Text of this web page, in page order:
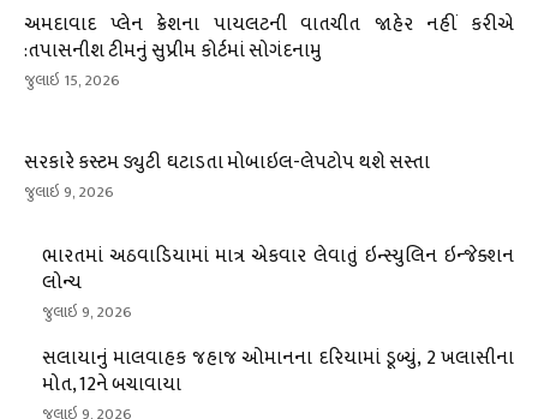
અમદાવાદ પ્લેન ક્રેશના પાયલટની વાતચીત જાહેર નહીં કરીએ
:તપાસનીશ ટીમનું સુપ્રીમ કોર્ટમાં સોગંદનામુ
જુલાઇ 15, 2026
સરકારે કસ્ટમ ડ્યુટી ઘટાડતા મોબાઇલ-લેપટોપ થશે સસ્તા
જુલાઇ 9, 2026
ભારતમાં અઠવાડિયામાં માત્ર એકવાર લેવાતું ઇન્સ્યુલિન ઇન્જેક્શન
લોન્ચ
જુલાઇ 9, 2026
સલાયાનું માલવાહક જહાજ ઓમાનના દરિયામાં ડૂબ્યું, 2 ખલાસીના
મોત, 12ને બચાવાયા